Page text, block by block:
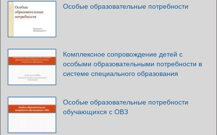
Особые образовательные потребности
Комплексное сопровождение детей с
особыми образовательными потребности в
системе специального образования
Особые образовательные потребности
обучающихся с ОВЗ